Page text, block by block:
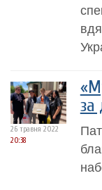
26 травня 2022
20:38
за